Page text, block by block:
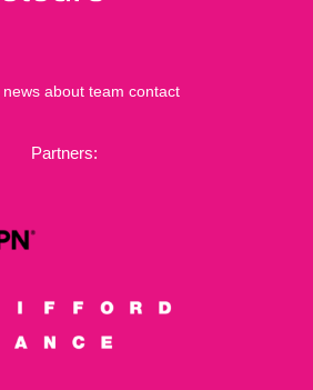
news about team contact
Partners: